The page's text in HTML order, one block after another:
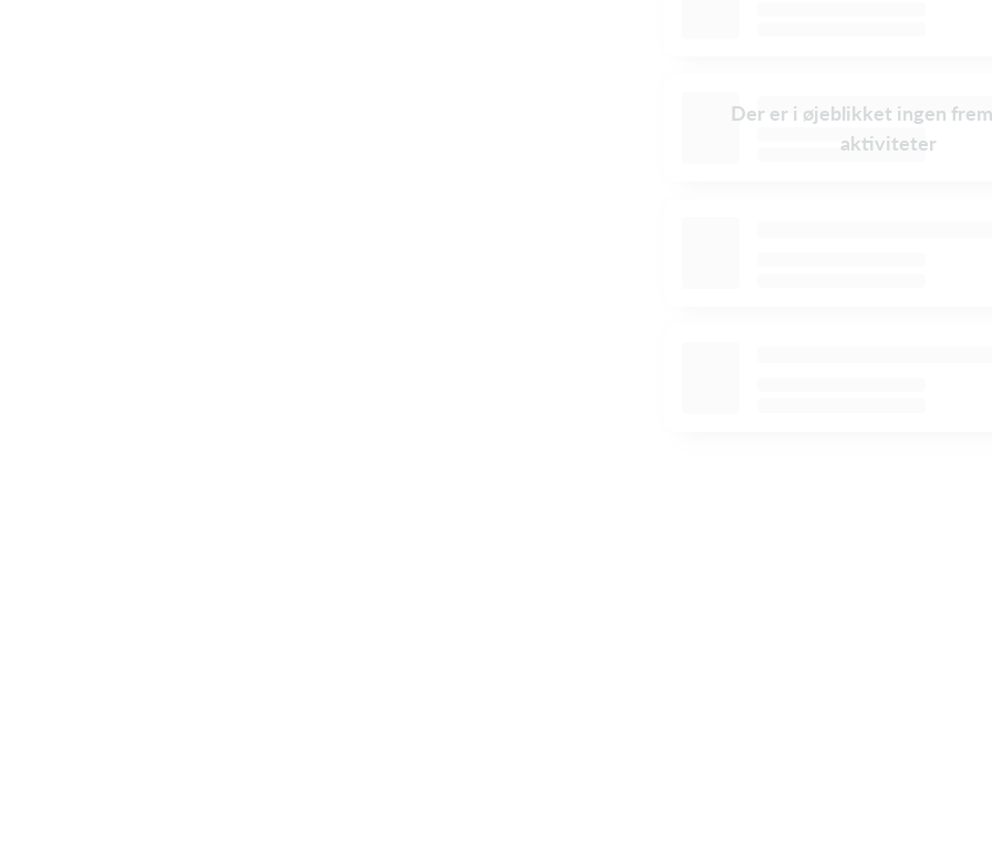
Der er i øjeblikket ingen
aktiviteter